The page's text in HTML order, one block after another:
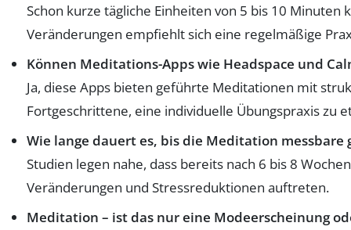
Schon kurze tägliche Einheiten von 5 bis 10
Veränderungen empfiehlt sich eine regelmäßige
Können Meditations-Apps wie Headspace und
Ja, diese Apps bieten geführte Meditationen mit
Fortgeschrittene, eine individuelle Übungspraxis zu
Wie lange dauert es, bis die Meditation
Studien legen nahe, dass bereits nach 6 bis 8
Veränderungen und Stressreduktionen auftreten.
Meditation – ist das nur eine Modeerscheinung